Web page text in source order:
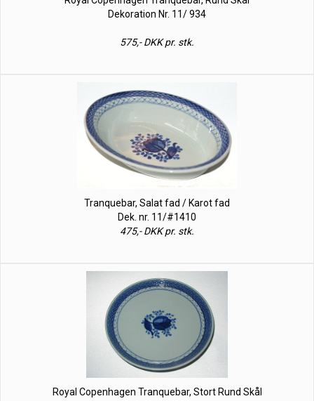
Dekoration Nr. 11/ 934
575,- DKK pr. stk.
Tranquebar, Salat fad / Karot fad
Dek. nr. 11/#1410
475,- DKK pr. stk.
Royal Copenhagen Tranquebar, Stort Rund Skål